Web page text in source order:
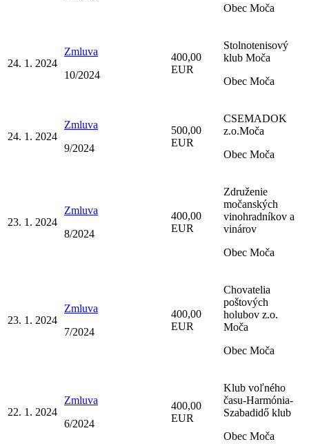
Obec Moča
24. 1. 2024
Zmluva
10/2024
400,00
EUR
Stolnotenisový
klub Moča
Obec Moča
24. 1. 2024
Zmluva
9/2024
500,00
EUR
CSEMADOK
z.o.Moča
Obec Moča
23. 1. 2024
Zmluva
8/2024
400,00
EUR
Združenie
močanských
vinohradníkov a
vinárov
Obec Moča
23. 1. 2024
Zmluva
7/2024
400,00
EUR
Chovatelia
poštových
holubov z.o.
Moča
Obec Moča
22. 1. 2024
Zmluva
6/2024
400,00
EUR
Klub voľného
času-Harmónia-
Szabadidő klub
Obec Moča